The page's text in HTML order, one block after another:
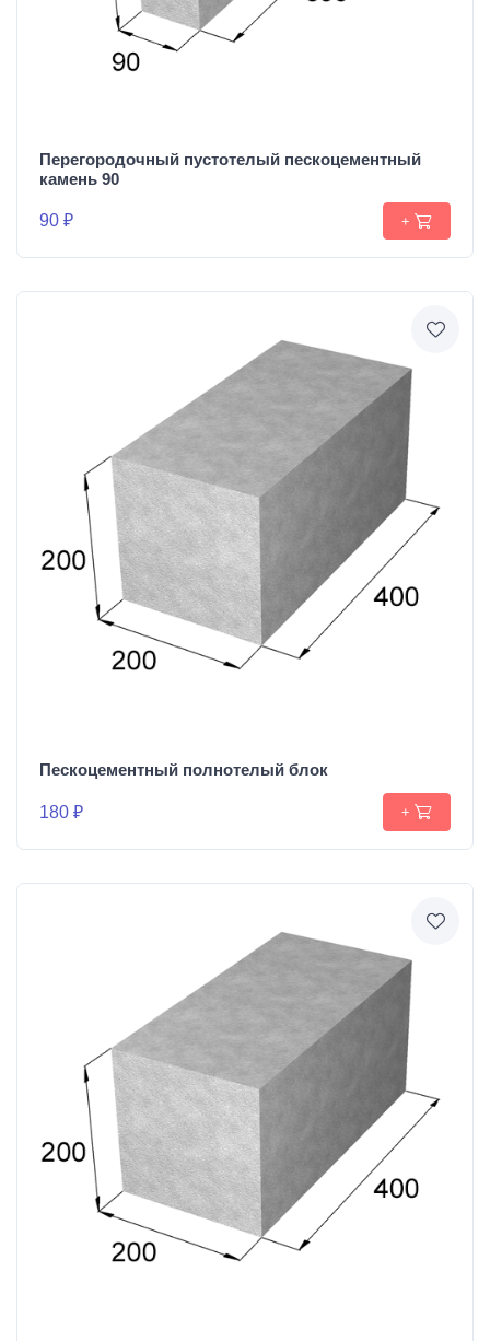
Перегородочный пустотелый пескоцементный
камень 90
90 ₽ +
Пескоцементный полнотелый блок
180 ₽ +